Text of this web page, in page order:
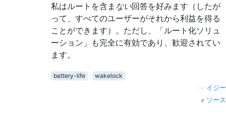
私はルートを含ま ない回答を好みます（したが
って、すべてのユーザーがそれから利益を得る
ことができます）。ただし、「ルート化ソリュ
ーション」も完全に有効であり、歓迎されてい
ます。
battery-life
wakelock
イジー
ソース